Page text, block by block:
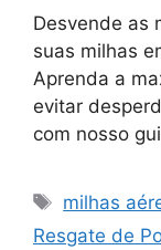
Desvende as
suas milhas
Aprenda a
evitar
com nosso
Tags
milhas
Resgate de